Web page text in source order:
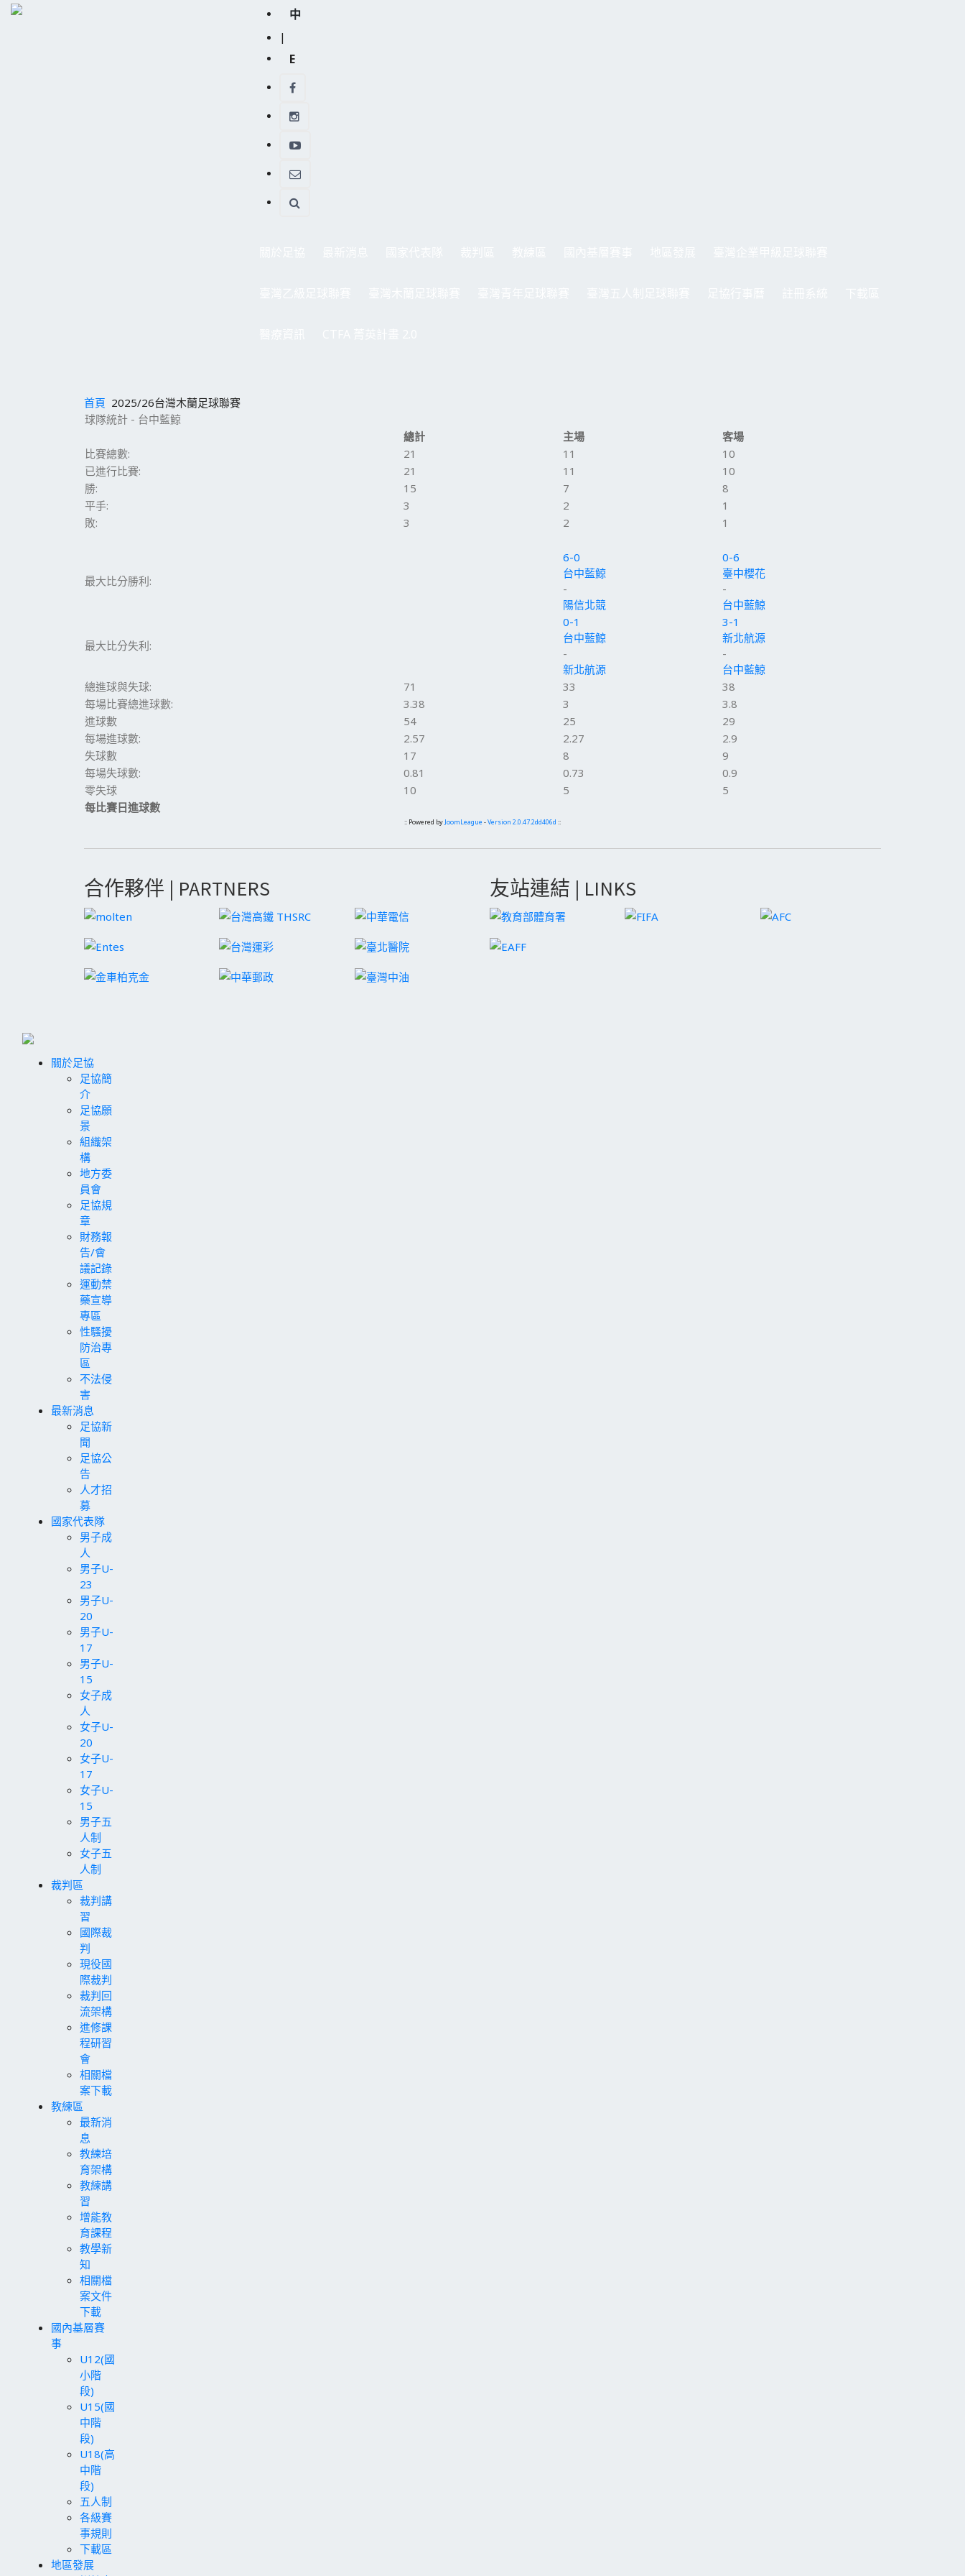
中
|
E
首頁 2025/26台灣木蘭足球聯賽
球隊統計 - 台中藍鯨
總計
主場
客場
比賽總數:
21 11
10
已進行比賽:
21 11
10
勝:
15 7
8
平手:
3 2
1
敗:
3 2 1
最大比分勝利:
6-0
台中藍鯨
-
陽信北競
0-6
臺中櫻花
-
台中藍鯨
最大比分失利:
0-1
台中藍鯨
-
新北航源
3-1
新北航源
-
台中藍鯨
總進球與失球:
71 33
38
每場比賽總進球數:
3.38 3
3.8
進球數
54 25
29
每場進球數:
2.57 2.27
2.9
失球數
17 8
9
每場失球數:
0.81 0.73
0.9
零失球
10 5
5
每比賽日進球數
:: Powered by JoomLeague -Version 2.0.47.2dd406d ::
合作夥伴 | PARTNERS 友站連結 | LINKS
關於足協
足協簡
介
足協願
景
組織架
構
地方委
員會
足協規
章
財務報
告/會
議記錄
運動禁
藥宣導
專區
性騷擾
防治專
區
不法侵
害
最新消息
足協新
聞
足協公
告
人才招
募
國家代表隊
男子成
人
男子U-
23
男子U-
20
男子U-
17
男子U-
15
女子成
人
女子U-
20
女子U-
17
女子U-
15
男子五
人制
女子五
人制
裁判區
裁判講
習
國際裁
判
現役國
際裁判
裁判回
流架構
進修課
程研習
會
相關檔
案下載
教練區
最新消
息
教練培
育架構
教練講
習
增能教
育課程
教學新
知
相關檔
案文件
下載
國內基層賽
事
U12(國
小階
段)
U15(國
中階
段)
U18(高
中階
段)
五人制
各級賽
事規則
下載區
地區發展